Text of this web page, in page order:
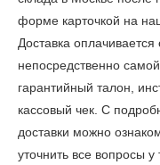
форме карточкой на
Доставка
непосредственно
гарантийный талон,
кассовый чек. С
доставки можно
уточнить все вопросы у